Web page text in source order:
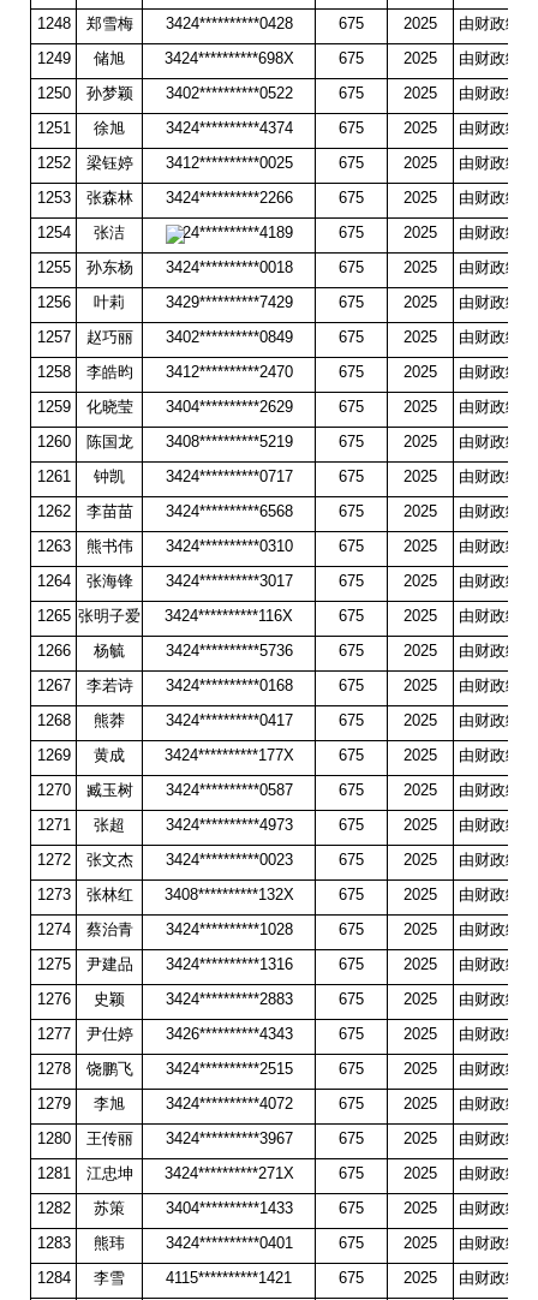
1248
郑雪梅 3424**********0428 675 2025
由财政统
1249
储旭 3424**********698X 675 2025
由财政统
1250
孙梦颖 3402**********0522 675 2025
由财政统
1251
徐旭 3424**********4374 675 2025
由财政统
1252
梁钰婷 3412**********0025 675 2025
由财政统
1253
张森林 3424**********2266 675 2025
由财政统
1254
张洁 3424**********4189 675 2025
由财政统
1255
孙东杨 3424**********0018 675 2025
由财政统
1256
叶莉 3429**********7429 675 2025
由财政统
1257
赵巧丽 3402**********0849 675 2025
由财政统
1258
李皓昀 3412**********2470 675 2025
由财政统
1259
化晓莹 3404**********2629 675 2025
由财政统
1260
陈国龙 3408**********5219 675 2025
由财政统
1261
钟凯 3424**********0717 675 2025
由财政统
1262
李苗苗 3424**********6568 675 2025
由财政统
1263
熊书伟 3424**********0310 675 2025
由财政统
1264
张海锋 3424**********3017 675 2025
由财政统
1265 张明子爱 3424**********116X 675 2025
由财政统
1266
杨毓 3424**********5736 675 2025
由财政统
1267
李若诗 3424**********0168 675 2025
由财政统
1268
熊莽 3424**********0417 675 2025
由财政统
1269
黄成 3424**********177X 675 2025
由财政统
1270
臧玉树 3424**********0587 675 2025
由财政统
1271
张超 3424**********4973 675 2025
由财政统
1272
张文杰 3424**********0023 675 2025
由财政统
1273
张林红 3408**********132X 675 2025
由财政统
1274
蔡治青 3424**********1028 675 2025
由财政统
1275
尹建品 3424**********1316 675 2025
由财政统
1276
史颖 3424**********2883 675 2025
由财政统
1277
尹仕婷 3426**********4343 675 2025
由财政统
1278
饶鹏飞 3424**********2515 675 2025
由财政统
1279
李旭 3424**********4072 675 2025
由财政统
1280
王传丽 3424**********3967 675 2025
由财政统
1281
江忠坤 3424**********271X 675 2025
由财政统
1282
苏策 3404**********1433 675 2025
由财政统
1283
熊玮 3424**********0401 675 2025
由财政统
1284
李雪 4115**********1421 675 2025 由财政统